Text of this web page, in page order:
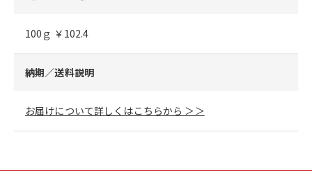
100ｇ ￥102.4
納期／送料説明
お届けについて詳しくはこちらから ＞＞